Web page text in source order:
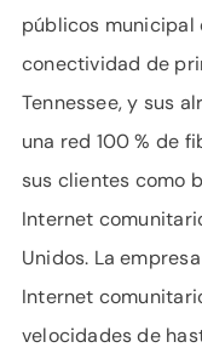
públicos municipal
conectividad de
Tennessee, y sus
una red 100 % de
sus clientes como
Internet
Unidos. La
Internet
velocidades de